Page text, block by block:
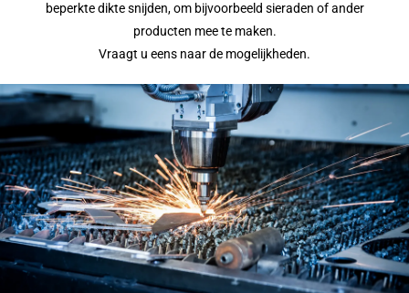
beperkte dikte snijden, om bijvoorbeeld sieraden of ander
producten mee te maken.
Vraagt u eens naar de mogelijkheden.